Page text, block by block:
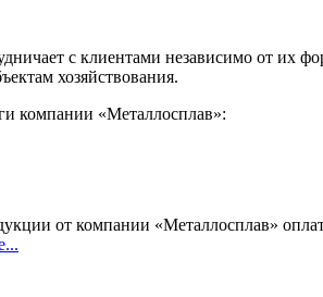
с клиентами независимо от их
хозяйствования.
компании «Металлосплав»:
от компании «Металлосплав»